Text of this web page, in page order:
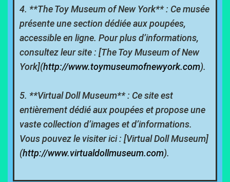
4. **The Toy Museum of New York** : Ce musée
présente une section dédiée aux poupées,
accessible en ligne. Pour plus d’informations,
consultez leur site : [The Toy Museum of New
York](http://www.toymuseumofnewyork.com).
5. **Virtual Doll Museum** : Ce site est
entièrement dédié aux poupées et propose une
vaste collection d’images et d’informations.
Vous pouvez le visiter ici : [Virtual Doll Museum]
(http://www.virtualdollmuseum.com).